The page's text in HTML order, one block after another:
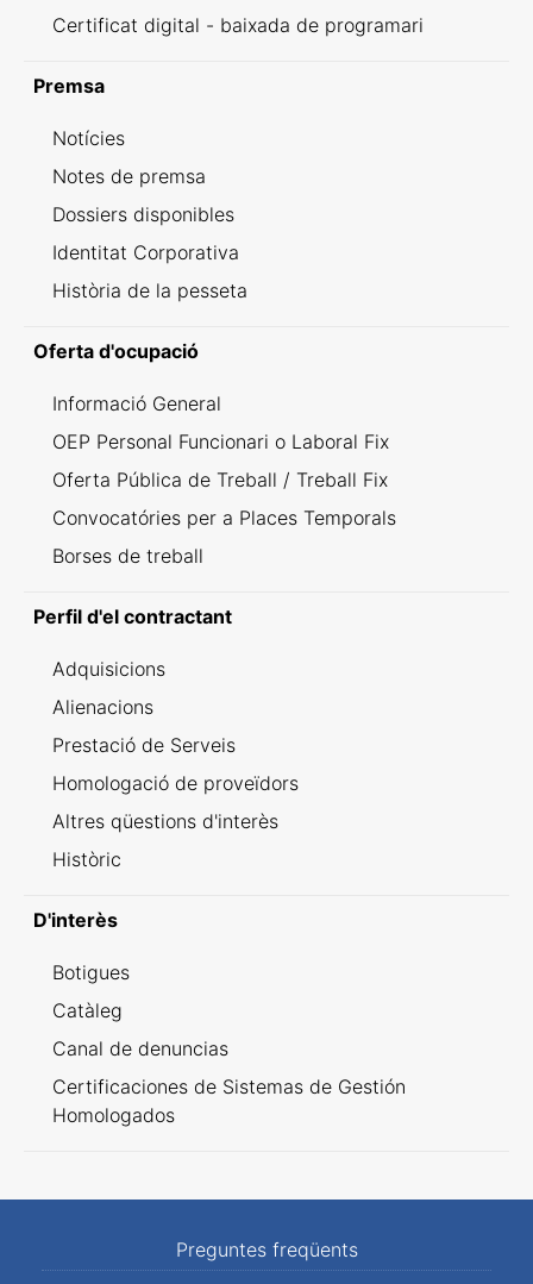
Certificat digital - baixada de programari
Premsa
Notícies
Notes de premsa
Dossiers disponibles
Identitat Corporativa
Història de la pesseta
Oferta d'ocupació
Informació General
OEP Personal Funcionari o Laboral Fix
Oferta Pública de Treball / Treball Fix
Convocatóries per a Places Temporals
Borses de treball
Perfil d'el contractant
Adquisicions
Alienacions
Prestació de Serveis
Homologació de proveïdors
Altres qüestions d'interès
Històric
D'interès
Botigues
Catàleg
Canal de denuncias
Certificaciones de Sistemas de Gestión
Homologados
Preguntes freqüents